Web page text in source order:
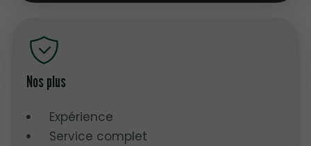
Nos plus
Expérience
Service complet